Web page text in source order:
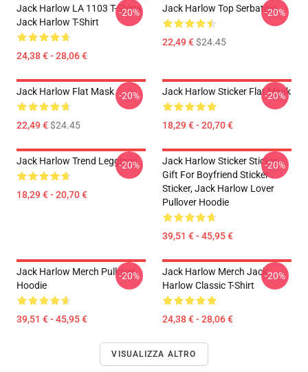
Jack Harlow LA 1103 T-Shirts
Jack Harlow T-Shirt
24,38 € - 28,06 €
-20% Jack Harlow Top Serbatoio
22,49 €$24.45
-20%
Jack Harlow Flat Mask
22,49 €$24.45
-20% Jack Harlow Sticker Flat Mask
18,29 € - 20,70 €
-20%
Jack Harlow Trend Leggings
18,29 € - 20,70 €
-20%
Jack Harlow Sticker Sticker,
Gift For Boyfriend Sticker
Sticker, Jack Harlow Lover
Pullover Hoodie
39,51 € - 45,95 €
-20%
Jack Harlow Merch Pullover
Hoodie
39,51 € - 45,95 €
-20%
Jack Harlow Merch Jack
Harlow Classic T-Shirt
24,38 € - 28,06 €
-20%
VISUALIZZA ALTRO